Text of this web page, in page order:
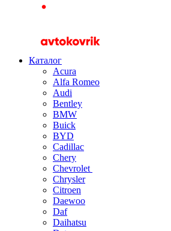
Каталог
Acura
Alfa Romeo
Audi
Bentley
BMW
Buick
BYD
Cadillac
Chery
Chevrolet
Chrysler
Citroen
Daewoo
Daf
Daihatsu